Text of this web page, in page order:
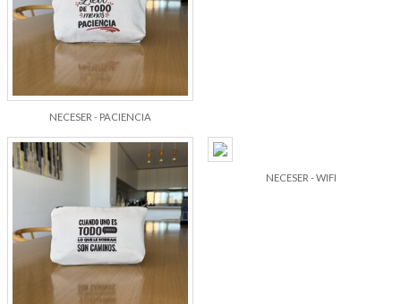
NECESER - PACIENCIA
NECESER - WIFI